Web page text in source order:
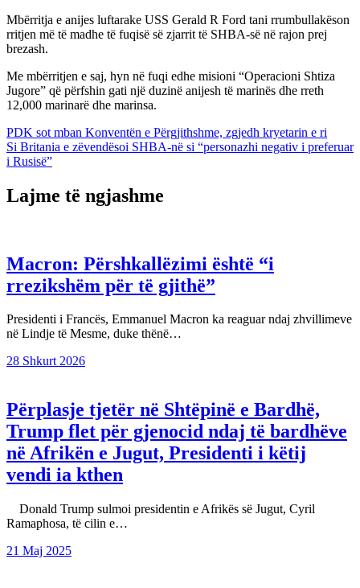
Mbërritja e anijes luftarake USS Gerald R Ford tani rrumbullakëson
rritjen më të madhe të fuqisë së zjarrit të SHBA-së në rajon prej
brezash.
Me mbërritjen e saj, hyn në fuqi edhe misioni “Operacioni Shtiza
Jugore” që përfshin gati një duzinë anijesh të marinës dhe rreth
12,000 marinarë dhe marinsa.
Lëvizje
te
PDK sot mban Konventën e Përgjithshme, zgjedh kryetarin e ri
Si Britania e zëvendësoi SHBA-në si “personazhi negativ i preferuar
i Rusisë”
Lajme të ngjashme
Macron: Përshkallëzimi është “i
rrezikshëm për të gjithë”
Presidenti i Francës, Emmanuel Macron ka reaguar ndaj zhvillimeve
në Lindje të Mesme, duke thënë…
28 Shkurt 2026
Përplasje tjetër në Shtëpinë e Bardhë,
Trump flet për gjenocid ndaj të bardhëve
në Afrikën e Jugut, Presidenti i këtij
vendi ia kthen
Donald Trump sulmoi presidentin e Afrikës së Jugut, Cyril
Ramaphosa, të cilin e…
21 Maj 2025